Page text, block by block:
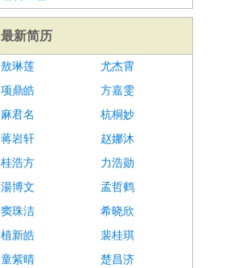
最新简历
敖琳莲
尤杰霄
项鼎皓
方嘉雯
麻君名
杭桐妙
蒋岩轩
赵娜沐
桂浩方
力浩勋
湯博文
孟哲鹤
窦珠洁
希晓欣
植新皓
裴桂琪
童紫晴
楚昌济